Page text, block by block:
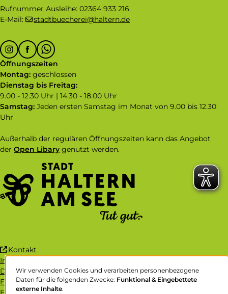
Rufnummer Ausleihe: 02364 933 216
E-Mail:
stadtbuecherei@haltern.de
Follow
us
on:
InstagramFacebookWhatsapp
Öffnungszeiten
Montag: geschlossen
Dienstag bis Freitag:
9.00 - 12.30 Uhr | 14.30 - 18.00 Uhr
Samstag: Jeden ersten Samstag im Monat von 9.00 bis 12.30
Uhr
Außerhalb der regulären Öffnungszeiten kann das Angebot
der Open Libary genutzt werden.
Kontakt
extern
und
öffnet
Impressum
Datenschutz
Erklärung zur Barrierefreiheit
Verwendung
von
Wir verwenden Cookies und verarbeiten personenbezogene
Daten für die folgenden Zwecke: Funktional & Eingebettete
externe Inhalte.